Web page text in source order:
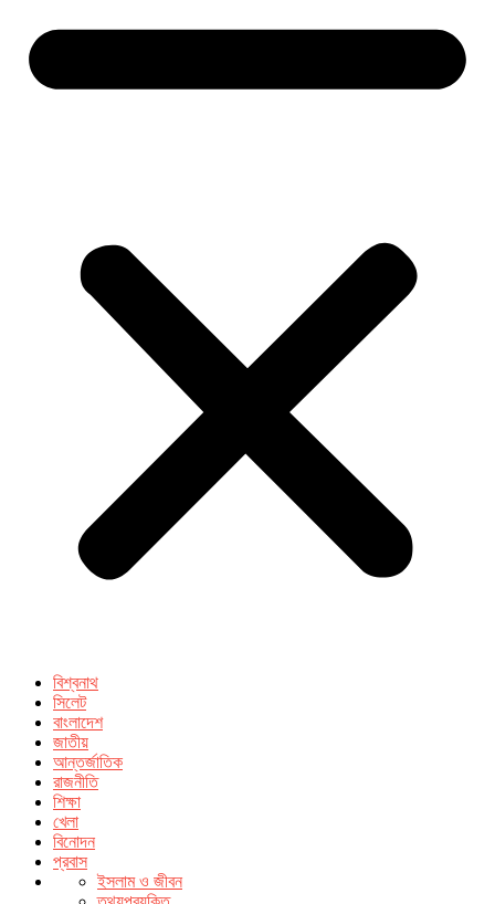
বিশ্বনাথ
সিলেট
বাংলাদেশ
জাতীয়
আন্তর্জাতিক
রাজনীতি
শিক্ষা
খেলা
বিনোদন
প্রবাস
ইসলাম ও জীবন